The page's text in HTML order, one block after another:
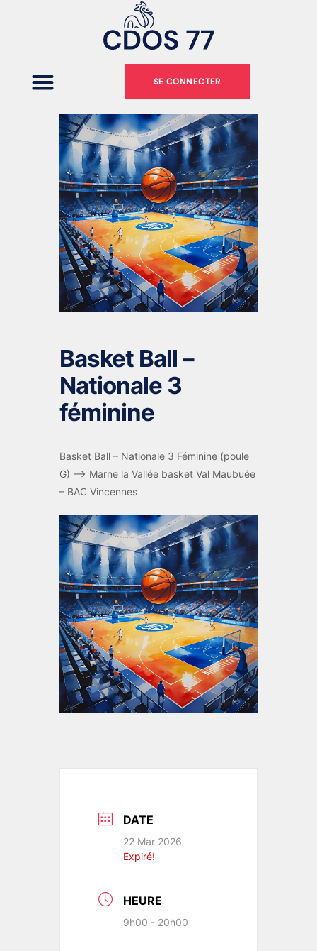
SE CONNECTER
Basket Ball –
Nationale 3
féminine
Basket Ball – Nationale 3 Féminine (poule
G) –> Marne la Vallée basket Val Maubuée
– BAC Vincennes
DATE
22 Mar 2026
Expiré!
HEURE
9h00 - 20h00